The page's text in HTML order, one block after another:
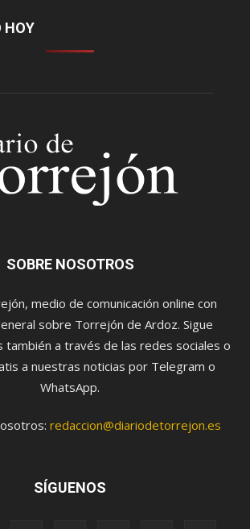
HOY
SOBRE NOSOTROS
medio de comunicación online con
sobre Torrejón de Ardoz. Sigue
también a través de las redes sociales o
a nuestras noticias por Telegram o
WhatsApp.
redaccion@diariodetorrejon.es
SÍGUENOS